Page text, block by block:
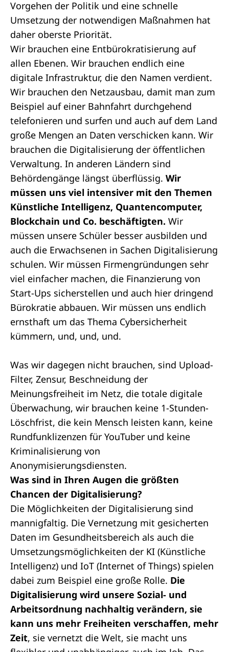
Vorgehen der Politik und eine schnelle
Umsetzung der notwendigen Maßnahmen hat
daher oberste Priorität.
Wir brauchen eine Entbürokratisierung auf
allen Ebenen. Wir brauchen endlich eine
digitale Infrastruktur, die den Namen verdient.
Wir brauchen den Netzausbau, damit man zum
Beispiel auf einer Bahnfahrt durchgehend
telefonieren und surfen und auch auf dem Land
große Mengen an Daten verschicken kann. Wir
brauchen die Digitalisierung der öffentlichen
Verwaltung. In anderen Ländern sind
Behördengänge längst überflüssig. Wir
müssen uns viel intensiver mit den Themen
Künstliche Intelligenz, Quantencomputer,
Blockchain und Co. beschäftigten. Wir
müssen unsere Schüler besser ausbilden und
auch die Erwachsenen in Sachen Digitalisierung
schulen. Wir müssen Firmengründungen sehr
viel einfacher machen, die Finanzierung von
Start-Ups sicherstellen und auch hier dringend
Bürokratie abbauen. Wir müssen uns endlich
ernsthaft um das Thema Cybersicherheit
kümmern, und, und, und.
Was wir dagegen nicht brauchen, sind Upload-
Filter, Zensur, Beschneidung der
Meinungsfreiheit im Netz, die totale digitale
Überwachung, wir brauchen keine 1-Stunden-
Löschfrist, die kein Mensch leisten kann, keine
Rundfunklizenzen für YouTuber und keine
Kriminalisierung von
Anonymisierungsdiensten.
Was sind in Ihren Augen die größten
Chancen der Digitalisierung?
Die Möglichkeiten der Digitalisierung sind
mannigfaltig. Die Vernetzung mit gesicherten
Daten im Gesundheitsbereich als auch die
Umsetzungsmöglichkeiten der KI (Künstliche
Intelligenz) und IoT (Internet of Things) spielen
dabei zum Beispiel eine große Rolle. Die
Digitalisierung wird unsere Sozial- und
Arbeitsordnung nachhaltig verändern, sie
kann uns mehr Freiheiten verschaffen, mehr
Zeit, sie vernetzt die Welt, sie macht uns